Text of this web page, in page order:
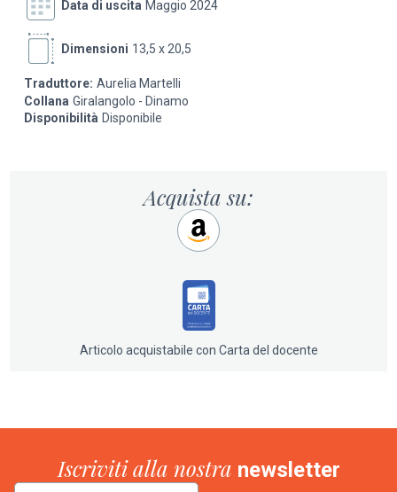
Data di uscita Maggio 2024
Dimensioni 13,5 x 20,5
Traduttore: Aurelia Martelli
Collana Giralangolo - Dinamo
Disponibilità Disponibile
Acquista su:
Articolo acquistabile con Carta del docente
Iscriviti alla nostra newsletter